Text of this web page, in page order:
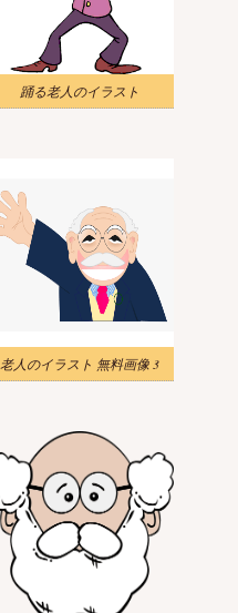
踊る老人のイラスト
老人のイラスト 無料画像 3